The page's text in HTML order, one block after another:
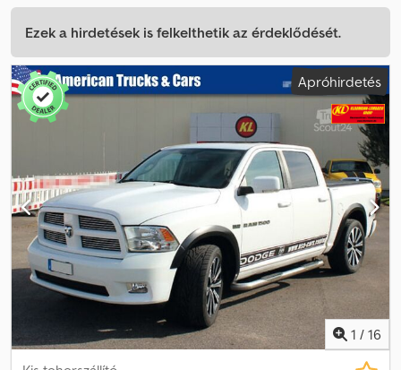
Ezek a hirdetések is felkelthetik az érdeklődését.
Apróhirdetés
1 / 16